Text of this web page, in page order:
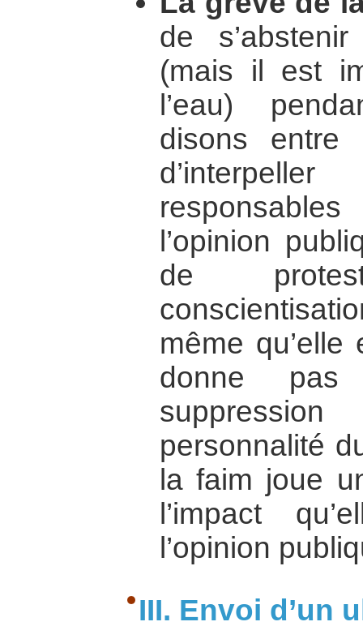
de
(mais il est
l’eau)
disons
l’opinion
de
même
donne
personnalité
la faim joue
l’impact
l’opinion
III. Envoi d’un